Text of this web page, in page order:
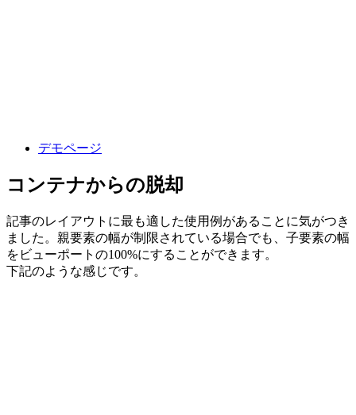
デモページ
コンテナからの脱却
記事のレイアウトに最も適した使用例があることに気がつき
ました。親要素の幅が制限されている場合でも、子要素の幅
をビューポートの100%にすることができます。
下記のような感じです。